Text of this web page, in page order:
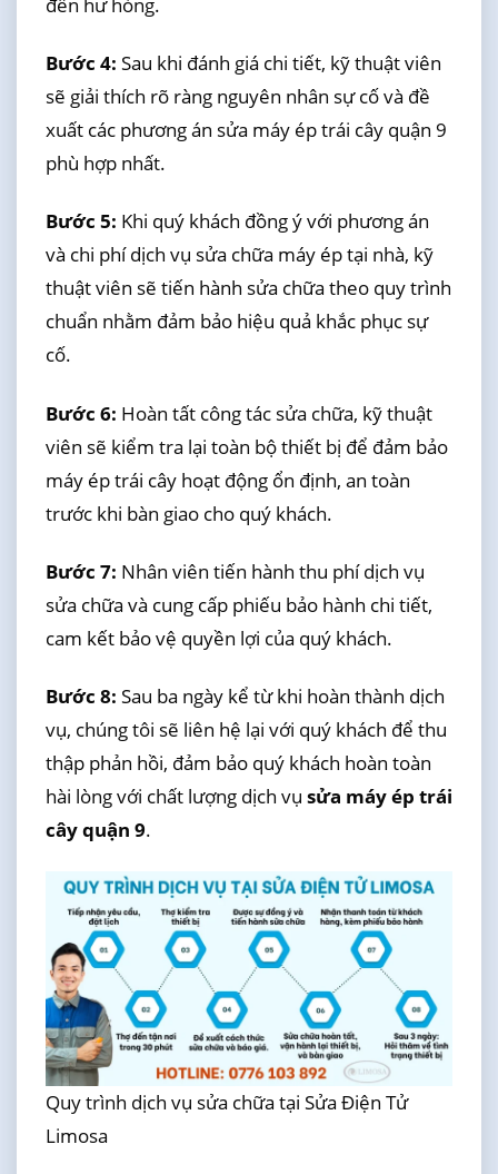
Bước 4: Sau khi đánh giá chi tiết, kỹ thuật viên
sẽ giải thích rõ ràng nguyên nhân sự cố và đề
xuất các phương án sửa máy ép trái cây quận 9
phù hợp nhất.
Bước 5: Khi quý khách đồng ý với phương án
và chi phí dịch vụ sửa chữa máy ép tại nhà, kỹ
thuật viên sẽ tiến hành sửa chữa theo quy trình
chuẩn nhằm đảm bảo hiệu quả khắc phục sự
cố.
Bước 6: Hoàn tất công tác sửa chữa, kỹ thuật
viên sẽ kiểm tra lại toàn bộ thiết bị để đảm bảo
máy ép trái cây hoạt động ổn định, an toàn
trước khi bàn giao cho quý khách.
Bước 7: Nhân viên tiến hành thu phí dịch vụ
sửa chữa và cung cấp phiếu bảo hành chi tiết,
cam kết bảo vệ quyền lợi của quý khách.
Bước 8: Sau ba ngày kể từ khi hoàn thành dịch
vụ, chúng tôi sẽ liên hệ lại với quý khách để thu
thập phản hồi, đảm bảo quý khách hoàn toàn
hài lòng với chất lượng dịch vụ sửa máy ép trái
cây quận 9.
Quy trình dịch vụ sửa chữa tại Sửa Điện Tử
Limosa